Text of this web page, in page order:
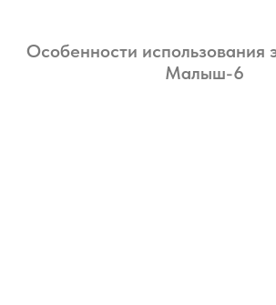
Особенности использования
Малыш-6